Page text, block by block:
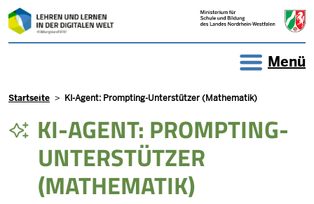
Direkt zum Inhalt
Menü
Pfadnavigation
Startseite KI-Agent: Prompting-Unterstützer (Mathematik)
KI-AGENT: PROMPTING-
UNTERSTÜTZER
(MATHEMATIK)